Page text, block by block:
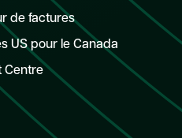
de factures
US pour le Canada
Centre